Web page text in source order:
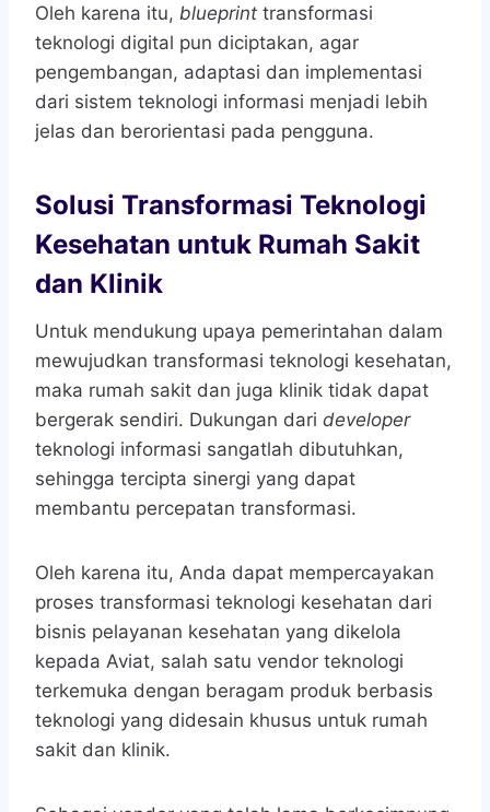
Oleh karena itu, blueprint transformasi
teknologi digital pun diciptakan, agar
pengembangan, adaptasi dan implementasi
dari sistem teknologi informasi menjadi lebih
jelas dan berorientasi pada pengguna.
Solusi Transformasi Teknologi
Kesehatan untuk Rumah Sakit
dan Klinik
Untuk mendukung upaya pemerintahan dalam
mewujudkan transformasi teknologi kesehatan,
maka rumah sakit dan juga klinik tidak dapat
bergerak sendiri. Dukungan dari developer
teknologi informasi sangatlah dibutuhkan,
sehingga tercipta sinergi yang dapat
membantu percepatan transformasi.
Oleh karena itu, Anda dapat mempercayakan
proses transformasi teknologi kesehatan dari
bisnis pelayanan kesehatan yang dikelola
kepada Aviat, salah satu vendor teknologi
terkemuka dengan beragam produk berbasis
teknologi yang didesain khusus untuk rumah
sakit dan klinik.